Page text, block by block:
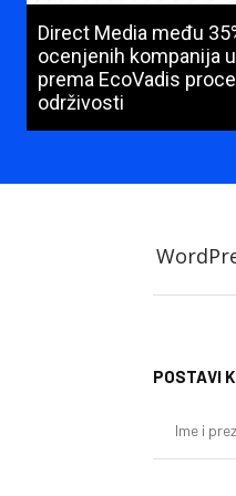
Direct Media među
ocenjenih kompanija
prema EcoVadis
održivosti
POSTAVI